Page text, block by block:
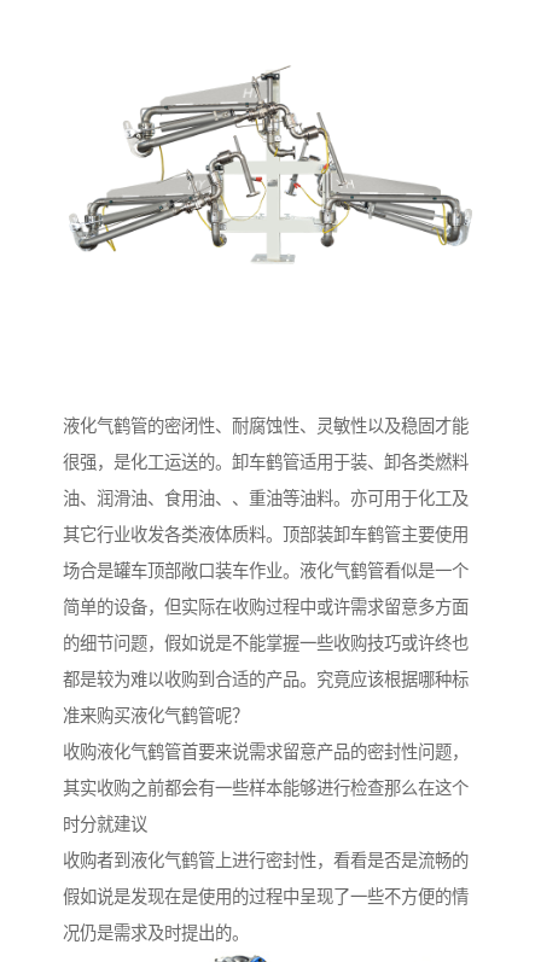
液化气鹤管的密闭性、耐腐蚀性、灵敏性以及稳固才能
很强，是化工运送的。卸车鹤管适用于装、卸各类燃料
油、润滑油、食用油、、重油等油料。亦可用于化工及
其它行业收发各类液体质料。顶部装卸车鹤管主要使用
场合是罐车顶部敞口装车作业。液化气鹤管看似是一个
简单的设备，但实际在收购过程中或许需求留意多方面
的细节问题，假如说是不能掌握一些收购技巧或许终也
都是较为难以收购到合适的产品。究竟应该根据哪种标
准来购买液化气鹤管呢？
收购液化气鹤管首要来说需求留意产品的密封性问题，
其实收购之前都会有一些样本能够进行检查那么在这个
时分就建议
收购者到液化气鹤管上进行密封性，看看是否是流畅的
假如说是发现在是使用的过程中呈现了一些不方便的情
况仍是需求及时提出的。